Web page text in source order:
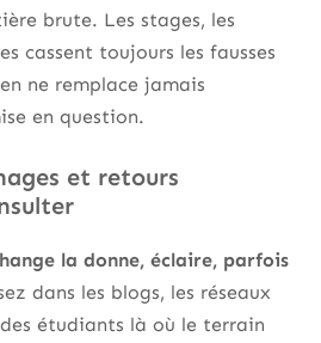
brute. Les stages, les
cassent toujours les fausses
ne remplace jamais
en question.
et retours
la donne, éclaire, parfois
dans les blogs, les réseaux
étudiants là où le terrain